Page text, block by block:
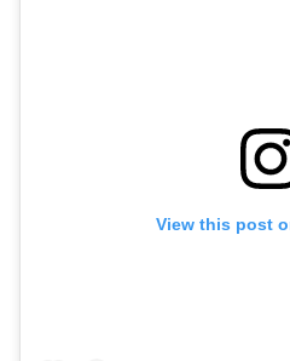
View this post